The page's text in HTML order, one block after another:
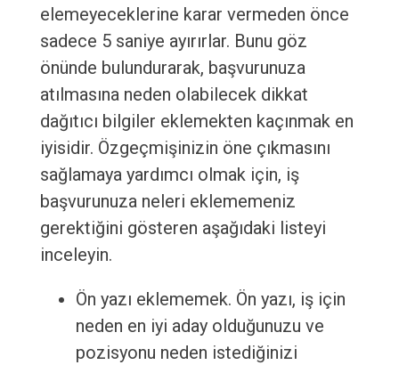
elemeyeceklerine karar vermeden önce
sadece 5 saniye ayırırlar. Bunu göz
önünde bulundurarak, başvurunuza
atılmasına neden olabilecek dikkat
dağıtıcı bilgiler eklemekten kaçınmak en
iyisidir. Özgeçmişinizin öne çıkmasını
sağlamaya yardımcı olmak için, iş
başvurunuza neleri eklememeniz
gerektiğini gösteren aşağıdaki listeyi
inceleyin.
Ön yazı eklememek. Ön yazı, iş için
neden en iyi aday olduğunuzu ve
pozisyonu neden istediğinizi